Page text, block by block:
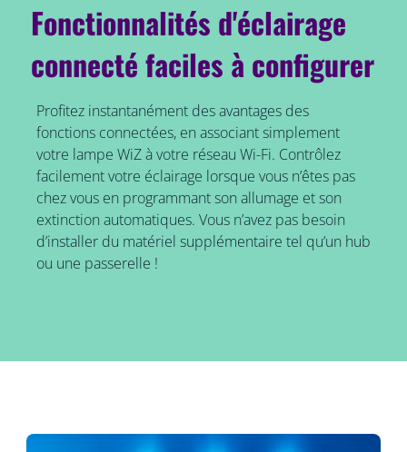
Fonctionnalités d'éclairage
connecté faciles à configurer
Profitez instantanément des avantages des
fonctions connectées, en associant simplement
votre lampe WiZ à votre réseau Wi-Fi. Contrôlez
facilement votre éclairage lorsque vous n’êtes pas
chez vous en programmant son allumage et son
extinction automatiques. Vous n’avez pas besoin
d’installer du matériel supplémentaire tel qu’un hub
ou une passerelle !